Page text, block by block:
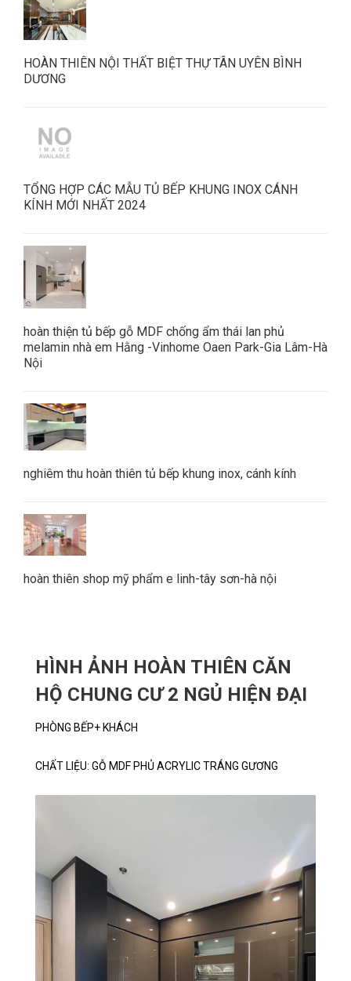
HOÀN THIÊN NỘI THẤT BIỆT THỰ TÂN UYÊN BÌNH
DƯƠNG
TỔNG HỢP CÁC MẪU TỦ BẾP KHUNG INOX CÁNH
KÍNH MỚI NHẤT 2024
hoàn thiện tủ bếp gỗ MDF chống ẩm thái lan phủ
melamin nhà em Hằng -Vinhome Oaen Park-Gia Lâm-Hà
Nội
nghiêm thu hoàn thiên tủ bếp khung inox, cánh kính
hoàn thiên shop mỹ phẩm e linh-tây sơn-hà nội
HÌNH ẢNH HOÀN THIÊN CĂN
HỘ CHUNG CƯ 2 NGỦ HIỆN ĐẠI
PHÒNG BẾP+ KHÁCH
CHẤT LIỆU: GỖ MDF PHỦ ACRYLIC TRÁNG GƯƠNG